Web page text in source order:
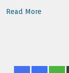
Read More